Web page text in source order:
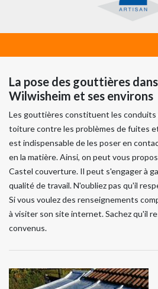
La pose des gouttières
Wilwisheim et ses environs
Les gouttières constituent les conduits
toiture contre les problèmes de fuites
est indispensable de les poser en
en la matière. Ainsi, on peut vous
Castel couverture. Il peut s'engager à
qualité de travail. N'oubliez pas qu'il
Si vous voulez des renseignements
à visiter son site internet. Sachez qu'il
convenus.